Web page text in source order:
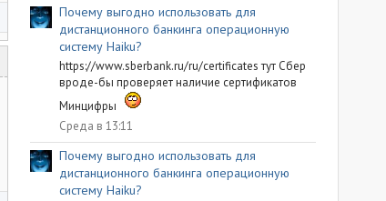
Почему выгодно использовать для
дистанционного банкинга операционную
систему Haiku?
https://www.sberbank.ru/ru/certificates тут Сбер
вроде-бы проверяет наличие сертификатов
Минцифры
Среда в 13:11
Почему выгодно использовать для
дистанционного банкинга операционную
систему Haiku?